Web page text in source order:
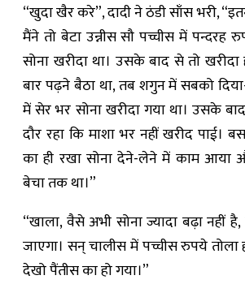
“खुदा खैर करे”, दादी ने ठंडी साँस भरी,
मैंने तो बेटा उन्नीस सौ पच्चीस में
सोना खरीदा था। उसके बाद से तो खरीदा
बार पढ़ने बैठा था, तब शगुन में सबको
में सेर भर सोना खरीदा गया था। उसके
दौर रहा कि माशा भर नहीं खरीद पाई।
का ही रखा सोना देने-लेने में काम आया
बेचा तक था।”
“खाला, वैसे अभी सोना ज्यादा बढ़ा नहीं
जाएगा। सन् चालीस में पच्चीस रुपये
देखो पैंतीस का हो गया।”